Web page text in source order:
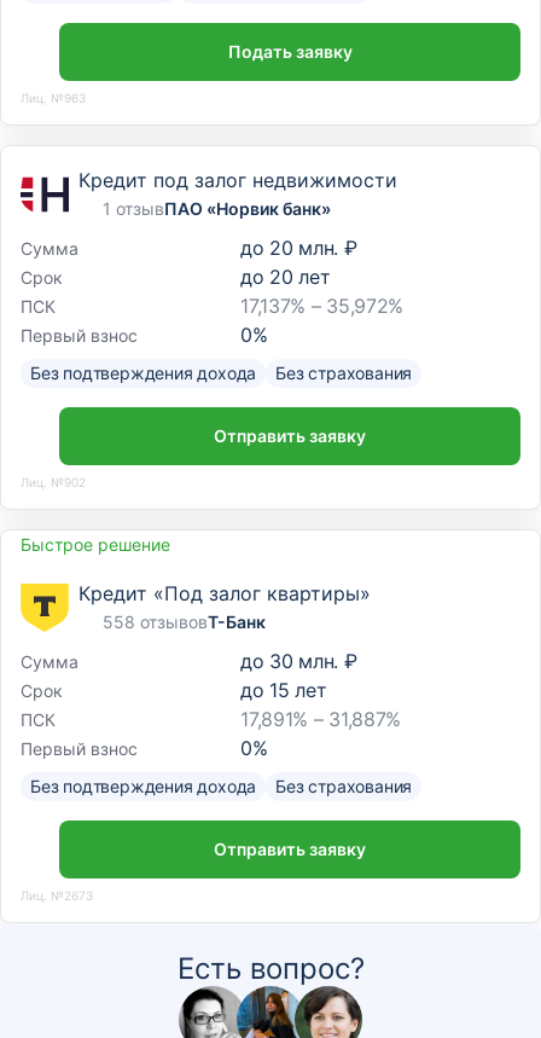
Подать заявку
Лиц. №963
Кредит под залог недвижимости
1 отзывПАО «Норвик банк»
Сумма
до 20 млн. ₽
Срок до 20 лет
ПСК 17,137% – 35,972%
Первый взнос 0%
Без подтверждения дохода Без страхования
Отправить заявку
Лиц. №902
Быстрое решение
Кредит «Под залог квартиры»
558 отзывовТ-Банк
Сумма
до 30 млн. ₽
Срок до 15 лет
ПСК 17,891% – 31,887%
Первый взнос 0%
Без подтверждения дохода Без страхования
Отправить заявку
Лиц. №2673
Есть вопрос?